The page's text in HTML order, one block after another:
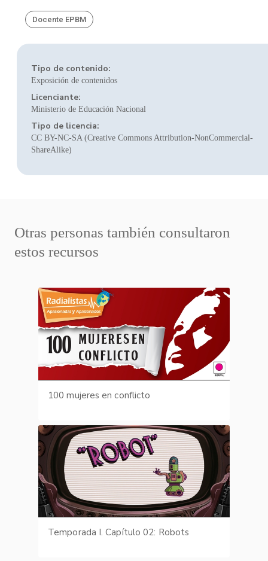
Docente EPBM
Tipo de contenido:
Exposición de contenidos
Licenciante:
Ministerio de Educación Nacional
Tipo de licencia:
CC BY-NC-SA (Creative Commons Attribution-NonCommercial-
ShareAlike)
Otras personas también consultaron
estos recursos
100 mujeres en conflicto
Temporada I. Capítulo 02: Robots